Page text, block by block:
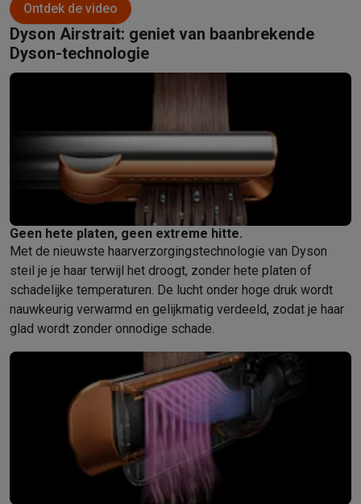
Ontdek de video
Dyson Airstrait: geniet van baanbrekende
Dyson-technologie
Geen hete platen, geen extreme hitte.
Met de nieuwste haarverzorgingstechnologie van Dyson
steil je je haar terwijl het droogt, zonder hete platen of
schadelijke temperaturen. De lucht onder hoge druk wordt
nauwkeurig verwarmd en gelijkmatig verdeeld, zodat je haar
glad wordt zonder onnodige schade.